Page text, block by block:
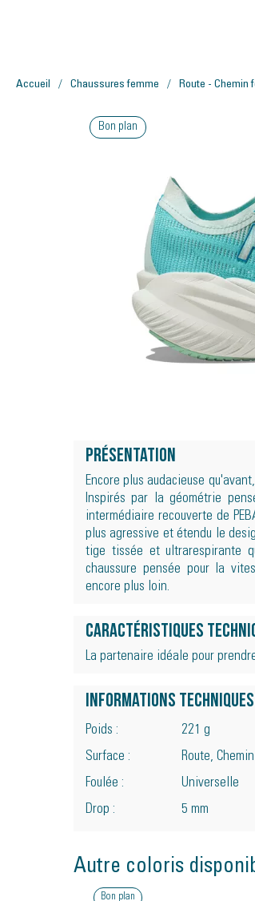
Accueil Chaussures femme Route - Chemin
Bon plan
Présentation
Encore plus audacieuse
Inspirés par la géométrie
intermédiaire recouverte de
plus agressive et étendu le
tige tissée et ultrarespirante
chaussure pensée pour la
encore plus loin.
Caractéristiques
La partenaire idéale pour
Informations techniques
Poids :
221 g
Surface :
Route, Chemin
Foulée :
Universelle
Drop :
5 mm
Autre coloris
Bon plan